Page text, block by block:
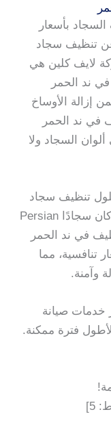
بأسعار
تنظيف سجاد
لايف كلين هي
ند الحمر
إزالة الأوساخ
في ند الحمر
السجاد ولا
تنظيف سجاد
تتناسب مع جميع أنواع السجاد، سواء كان سجادًا Persian
في ند الحمر
تنافسية، مما
وآمنة.
خدمات صيانة
فترة ممكنة.
5
]